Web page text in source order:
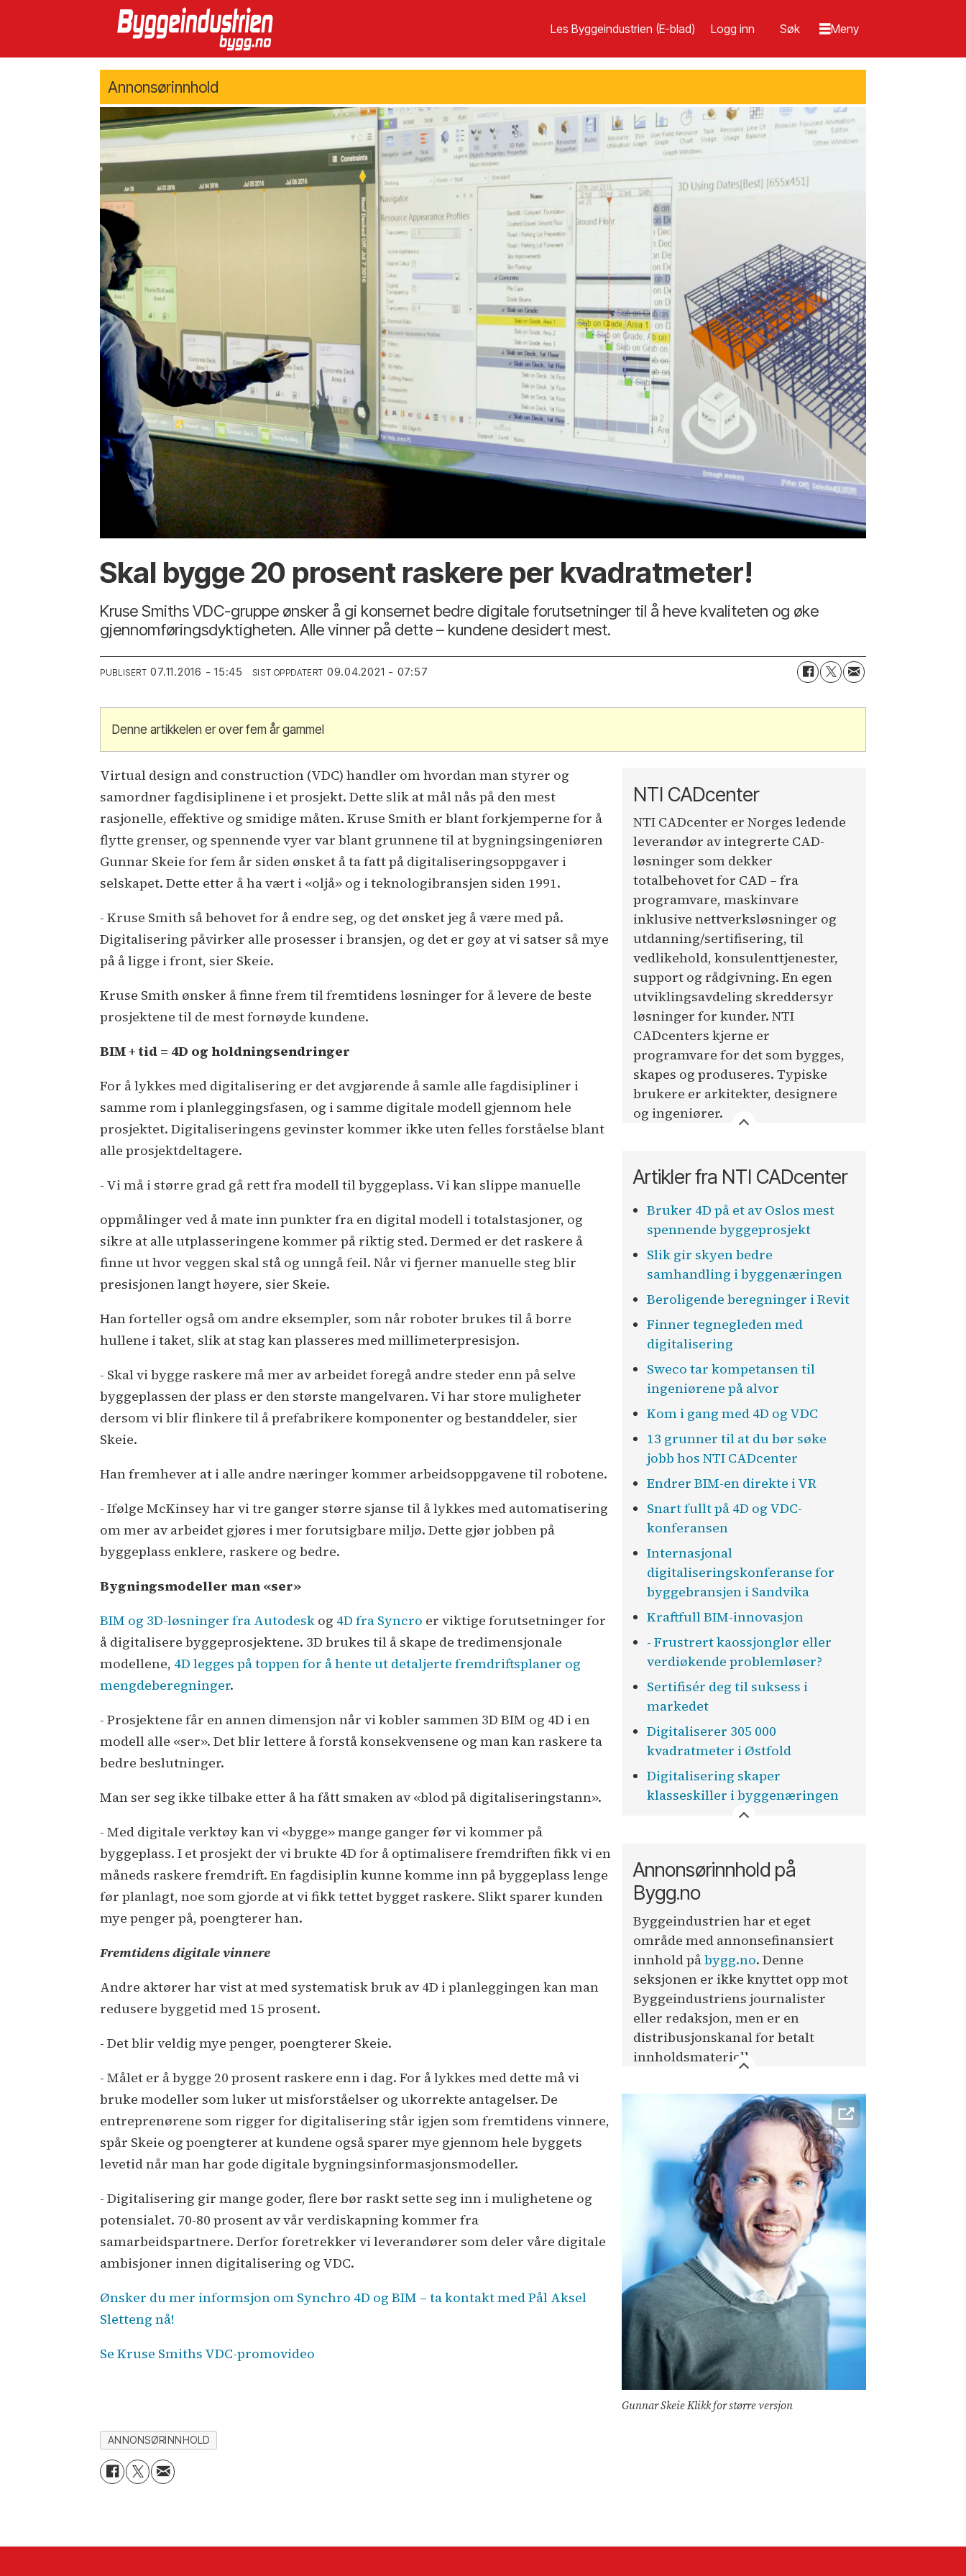
Les Byggeindustrien (E-blad) Logg inn
Annonsørinnhold
Skal bygge 20 prosent raskere per kvadratmeter!
Kruse Smiths VDC-gruppe ønsker å gi konsernet bedre digitale forutsetninger til å heve kvaliteten og øke
gjennomføringsdyktigheten. Alle vinner på dette – kundene desidert mest.
PUBLISERT 07.11.2016 - 15:45 SIST OPPDATERT 09.04.2021 - 07:57
Denne artikkelen er over fem år gammel
NTI CADcenter
NTI CADcenter er Norges ledende
leverandør av integrerte CAD-
løsninger som dekker
totalbehovet for CAD – fra
programvare, maskinvare
inklusive nettverksløsninger og
utdanning/sertifisering, til
vedlikehold, konsulenttjenester,
support og rådgivning. En egen
utviklingsavdeling skreddersyr
løsninger for kunder. NTI
CADcenters kjerne er
programvare for det som bygges,
skapes og produseres. Typiske
brukere er arkitekter, designere
og ingeniører.
Artikler fra NTI CADcenter
Bruker 4D på et av Oslos mest
spennende byggeprosjekt
Slik gir skyen bedre
samhandling i byggenæringen
Beroligende beregninger i Revit
Finner tegnegleden med
digitalisering
Sweco tar kompetansen til
ingeniørene på alvor
Kom i gang med 4D og VDC
13 grunner til at du bør søke
jobb hos NTI CADcenter
Endrer BIM-en direkte i VR
Snart fullt på 4D og VDC-
konferansen
Internasjonal
digitaliseringskonferanse for
byggebransjen i Sandvika
Kraftfull BIM-innovasjon
- Frustrert kaossjonglør eller
verdiøkende problemløser?
Sertifisér deg til suksess i
markedet
Digitaliserer 305 000
kvadratmeter i Østfold
Digitalisering skaper
klasseskiller i byggenæringen
Annonsørinnhold på
Bygg.no
Byggeindustrien har et eget
område med annonsefinansiert
innhold påbygg.no. Denne
seksjonen er ikke knyttet opp mot
Byggeindustriens journalister
eller redaksjon, men er en
distribusjonskanal for betalt
innholdsmateriell.
Virtual design and construction (VDC) handler om hvordan man styrer og
samordner fagdisiplinene i et prosjekt. Dette slik at mål nås på den mest
rasjonelle, effektive og smidige måten. Kruse Smith er blant forkjemperne for å
flytte grenser, og spennende vyer var blant grunnene til at bygningsingeniøren
Gunnar Skeie for fem år siden ønsket å ta fatt på digitaliseringsoppgaver i
selskapet. Dette etter å ha vært i «oljå» og i teknologibransjen siden 1991.
- Kruse Smith så behovet for å endre seg, og det ønsket jeg å være med på.
Digitalisering påvirker alle prosesser i bransjen, og det er gøy at vi satser så mye
på å ligge i front, sier Skeie.
Kruse Smith ønsker å finne frem til fremtidens løsninger for å levere de beste
prosjektene til de mest fornøyde kundene.
BIM + tid = 4D og holdningsendringer
For å lykkes med digitalisering er det avgjørende å samle alle fagdisipliner i
samme rom i planleggingsfasen, og i samme digitale modell gjennom hele
prosjektet. Digitaliseringens gevinster kommer ikke uten felles forståelse blant
alle prosjektdeltagere.
- Vi må i større grad gå rett fra modell til byggeplass. Vi kan slippe manuelle
Gunnar Skeie Klikk for større versjon
oppmålinger ved å mate inn punkter fra en digital modell i totalstasjoner, og
sikre at alle utplasseringene kommer på riktig sted. Dermed er det raskere å
finne ut hvor veggen skal stå og unngå feil. Når vi fjerner manuelle steg blir
presisjonen langt høyere, sier Skeie.
Han forteller også om andre eksempler, som når roboter brukes til å borre
hullene i taket, slik at stag kan plasseres med millimeterpresisjon.
- Skal vi bygge raskere må mer av arbeidet foregå andre steder enn på selve
byggeplassen der plass er den største mangelvaren. Vi har store muligheter
dersom vi blir flinkere til å prefabrikere komponenter og bestanddeler, sier
Skeie.
Han fremhever at i alle andre næringer kommer arbeidsoppgavene til robotene.
- Ifølge McKinsey har vi tre ganger større sjanse til å lykkes med automatisering
om mer av arbeidet gjøres i mer forutsigbare miljø. Dette gjør jobben på
byggeplass enklere, raskere og bedre.
Bygningsmodeller man «ser»
BIM og 3D-løsninger fra Autodesk og 4D fra Syncro er viktige forutsetninger for
å digitalisere byggeprosjektene. 3D brukes til å skape de tredimensjonale
modellene, 4D legges på toppen for å hente ut detaljerte fremdriftsplaner og
mengdeberegninger.
- Prosjektene får en annen dimensjon når vi kobler sammen 3D BIM og 4D i en
modell alle «ser». Det blir lettere å forstå konsekvensene og man kan raskere ta
bedre beslutninger.
Man ser seg ikke tilbake etter å ha fått smaken av «blod på digitaliseringstann».
- Med digitale verktøy kan vi «bygge» mange ganger før vi kommer på
byggeplass. I et prosjekt der vi brukte 4D for å optimalisere fremdriften fikk vi en
måneds raskere fremdrift. En fagdisiplin kunne komme inn på byggeplass lenge
før planlagt, noe som gjorde at vi fikk tettet bygget raskere. Slikt sparer kunden
mye penger på, poengterer han.
Fremtidens digitale vinnere
Andre aktører har vist at med systematisk bruk av 4D i planleggingen kan man
redusere byggetid med 15 prosent.
- Det blir veldig mye penger, poengterer Skeie.
- Målet er å bygge 20 prosent raskere enn i dag. For å lykkes med dette må vi
bruke modeller som luker ut misforståelser og ukorrekte antagelser. De
entreprenørene som rigger for digitalisering står igjen som fremtidens vinnere,
spår Skeie og poengterer at kundene også sparer mye gjennom hele byggets
levetid når man har gode digitale bygningsinformasjonsmodeller.
- Digitalisering gir mange goder, flere bør raskt sette seg inn i mulighetene og
potensialet. 70-80 prosent av vår verdiskapning kommer fra
samarbeidspartnere. Derfor foretrekker vi leverandører som deler våre digitale
ambisjoner innen digitalisering og VDC.
Ønsker du mer informsjon om Synchro 4D og BIM – ta kontakt med Pål Aksel
Sletteng nå!
Se Kruse Smiths VDC-promovideo
ANNONSØRINNHOLD